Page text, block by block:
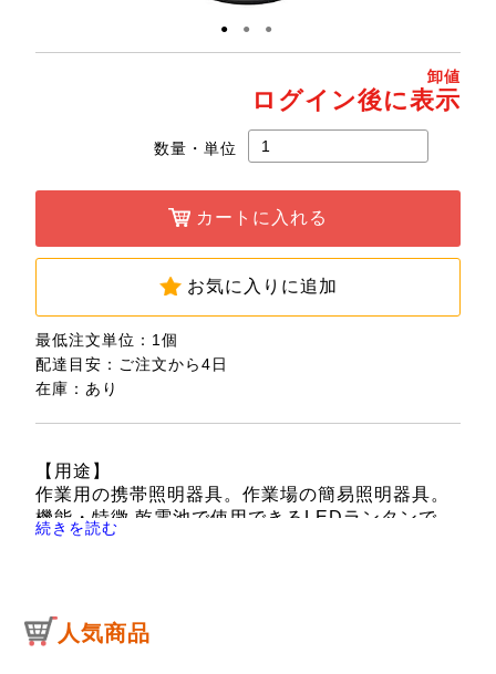
● ● ●
卸値
ログイン後に表示
数量・単位
カートに入れる
お気に入りに追加
最低注文単位：1個
配達目安：ご注文から4日
在庫：あり
【用途】
作業用の携帯照明器具。作業場の簡易照明器具。
機能・特徴 乾電池で使用できるLEDランタンで
す。
す。
続きを読む
人気商品